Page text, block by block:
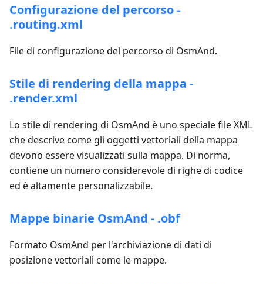
Configurazione del percorso -
.routing.xml
File di configurazione del percorso di OsmAnd.
Stile di rendering della mappa -
.render.xml
Lo stile di rendering di OsmAnd è uno speciale file XML
che descrive come gli oggetti vettoriali della mappa
devono essere visualizzati sulla mappa. Di norma,
contiene un numero considerevole di righe di codice
ed è altamente personalizzabile.
Mappe binarie OsmAnd - .obf
Formato OsmAnd per l'archiviazione di dati di
posizione vettoriali come le mappe.